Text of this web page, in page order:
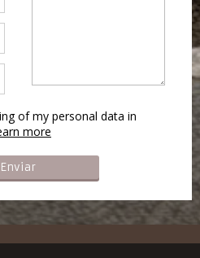
of my personal data in
more